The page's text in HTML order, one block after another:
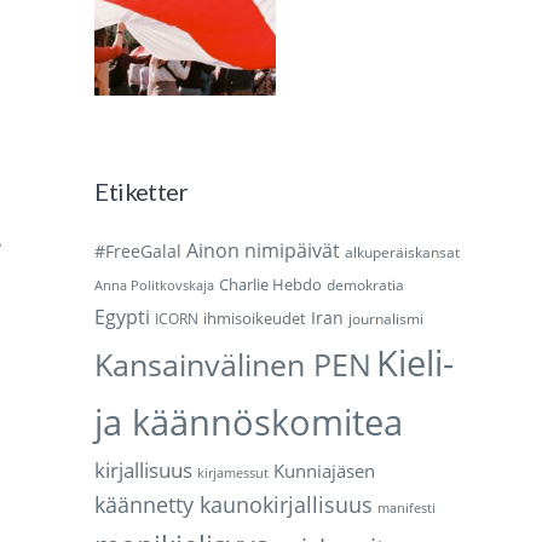
Etiketter
#FreeGalal Ainon nimipäivät alkuperäiskansat
Anna Politkovskaja Charlie Hebdo demokratia
Egypti ICORN ihmisoikeudet Iran journalismi
Kansainvälinen PEN Kieli-
ja käännöskomitea
kirjallisuus kirjamessut Kunniajäsen
käännetty kaunokirjallisuus manifesti